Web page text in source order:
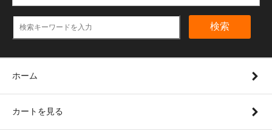
検索
ホーム
カートを見る